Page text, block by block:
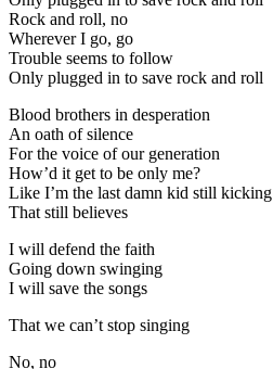
Rock and roll, no
Wherever I go, go
Trouble seems to follow
Only plugged in to save rock and roll
Blood brothers in desperation
An oath of silence
For the voice of our generation
How’d it get to be only me?
Like I’m the last damn kid still kicking
That still believes
I will defend the faith
Going down swinging
I will save the songs
That we can’t stop singing
No, no